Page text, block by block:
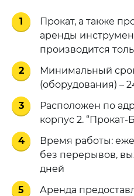
1
Прокат, а также
аренды
производится
2
Минимальный
(оборудования) –
3
Расположен по
корпус 2. “Прокат-
4
Время работы:
без перерывов,
дней
5
Аренда